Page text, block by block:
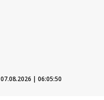
07.08.2026 | 06:05:51